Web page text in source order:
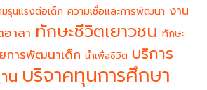
รุนแรงต่อเด็ก ความเชื่อและการพัฒนา งาน
าสา ทักษะชีวิตเยาวชน ทักษะ
การพัฒนาเด็ก น้ำเพื่อชีวิต บริการ
น บริจาคทุนการศึกษา